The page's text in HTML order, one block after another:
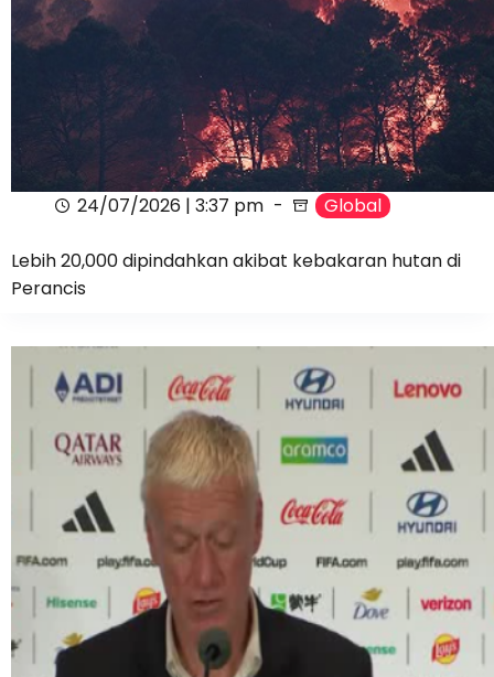
24/07/2026 | 3:37 pm Global
Lebih 20,000 dipindahkan akibat kebakaran hutan di
Perancis